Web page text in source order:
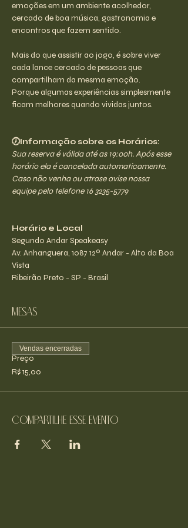
emoções em um ambiente acolhedor,
cercado de boa música, gastronomia e
encontros que fazem sentido.
Mais do que assistir ao jogo, é sobre viver
cada lance cercado de pessoas que
compartilham da mesma emoção.
Porque algumas experiências simplesmente
ficam melhores quando vividas juntos.
🕖Informação sobre os Horários:
Sua reserva é válida até as 19:00h. Após esse
horário ela é cancelada automaticamente.
Caso não venha ou atrase avise nossa
equipe pelo telefone 16 3235-5779
Horário e Local
Segundo Andar Speakeasy
Av. Anhanguera, 1087 12º Andar - Alto da Boa
Vista
Ribeirão Preto - SP - Brasil
Mesas
Preço
R$ 15,00
Vendas encerradas
Compartilhe esse evento